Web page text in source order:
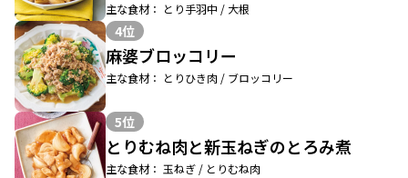
主な食材： とり手羽中 / 大根
4位
麻婆ブロッコリー
主な食材： とりひき肉 / ブロッコリー
5位
とりむね肉と新玉ねぎのとろみ煮
主な食材： 玉ねぎ / とりむね肉